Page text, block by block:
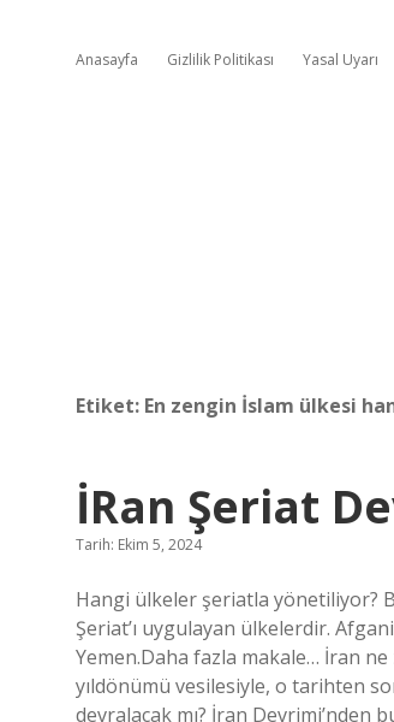
Anasayfa Gizlilik Politikası Yasal Uyarı
Etiket: En zengin İslam ülkesi
İRan Şeriat
Tarih: Ekim 5, 2024
Hangi ülkeler şeriatla yönetiliyor?
Şeriat’ı uygulayan ülkelerdir.
Yemen.Daha fazla makale… İran ne
yıldönümü vesilesiyle, o tarihten
devralacak mı? İran Devrimi’nden